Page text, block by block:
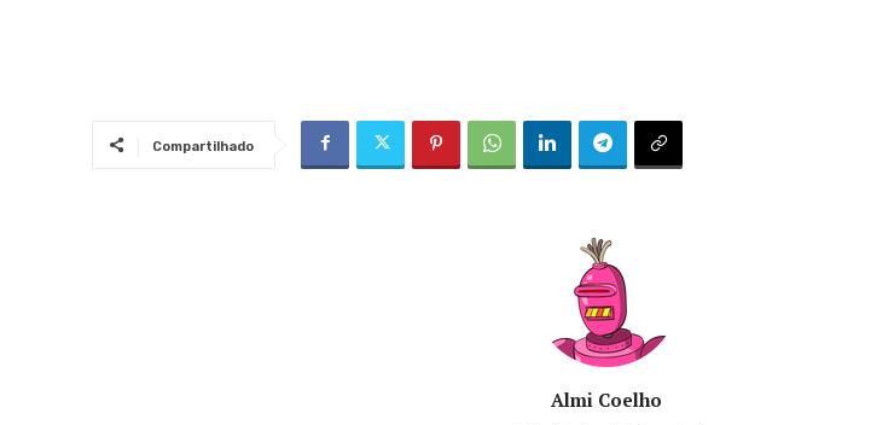
Compartilhado
Almi Coelho